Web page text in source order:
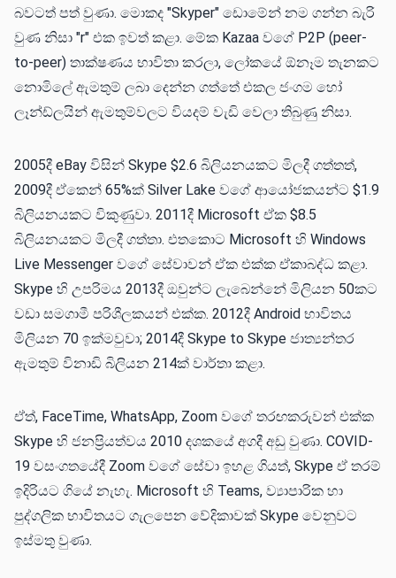
බවටත් පත් වුණා. මොකද "Skyper" ඩොමේන් නම ගන්න බැරි
වුණ නිසා "r" එක ඉවත් කළා. මේක Kazaa වගේ P2P (peer-
to-peer) තාක්ෂණය භාවිතා කරලා, ලෝකයේ ඕනෑම තැනකට
නොමිලේ ඇමතුම් ලබා දෙන්න ගත්තේ එකල ජංගම හෝ
ලෑන්ඩ්ලයින් ඇමතුම්වලට වියදම් වැඩි වෙලා තිබුණු නිසා.
2005දී eBay විසින් Skype $2.6 බිලියනයකට මිලදී ගත්තත්,
2009දී ඒකෙන් 65%ක් Silver Lake වගේ ආයෝජකයන්ට $1.9
බිලියනයකට විකුණුවා. 2011දී Microsoft ඒක $8.5
බිලියනයකට මිලදී ගත්තා. එතකොට Microsoft හි Windows
Live Messenger වගේ සේවාවන් ඒක එක්ක ඒකාබද්ධ කළා.
Skype හි උපරිමය 2013දී ඔවුන්ට ලැබෙන්​නේ මිලියන 50කට
වඩා සමගාමී පරිශීලකයන් එක්ක. 2012දී Android භාවිතය
මිලියන 70 ඉක්මවුවා; 2014දී Skype to Skype ජාත්‍යන්තර
ඇමතුම් විනාඩි බිලියන 214ක් වාර්තා කළා.
ඒත්, FaceTime, WhatsApp, Zoom වගේ තරඟකරුවන් එක්ක
Skype හි ජනප්‍රියත්වය 2010 දශකයේ අගදී අඩු වුණා. COVID-
19 වසංගතයේදී Zoom වගේ සේවා ඉහළ ගියත්, Skype ඒ තරම්
ඉදිරියට ගියේ නැහැ. Microsoft හි Teams, ව්‍යාපාරික හා
පුද්ගලික භාවිතයට ගැලපෙන වේදිකාවක් Skype වෙනුවට
ඉස්මතු වුණා.